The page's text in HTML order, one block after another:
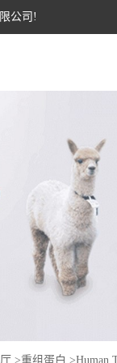
公司!
>重组蛋白 >Human